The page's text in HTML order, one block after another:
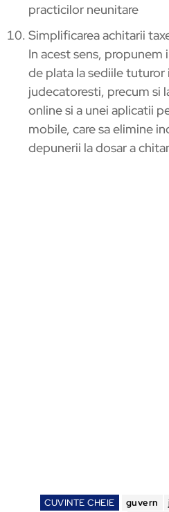
practicilor neunitare
Simplificarea achitarii
In acest sens,
de plata la sediile
judecatoresti, precum si
online si a unei aplicatii
mobile, care sa elimine
depunerii la dosar a
CUVINTE CHEIE guvern